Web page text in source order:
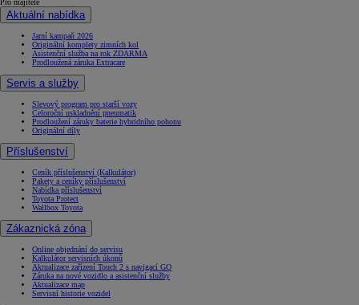
Pro majitele
Aktuální nabídka
Jarní kampaň 2026
Originální komplety zimních kol
Asistenční služba na rok ZDARMA
Prodloužená záruka Extracare
Servis a služby
Slevový program pro starší vozy
Celoroční uskladnění pneumatik
Prodloužení záruky baterie hybridního pohonu
Originální díly
Příslušenství
Ceník příslušenství (Kalkulátor)
Pakety a ceníky příslušenství
Nabídka příslušenství
Toyota Protect
Wallbox Toyota
Zákaznická zóna
Online objednání do servisu
Kalkulátor servisních úkonů
Aktualizace zařízení Touch 2 s navigací GO
Záruka na nové vozidlo a asistenční služby
Aktualizace map
Servisní historie vozidel